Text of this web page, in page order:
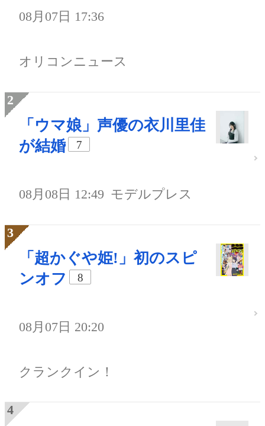
08月07日 17:36
オリコンニュース
「ウマ娘」声優の衣川里佳
が結婚
7
08月08日 12:49 モデルプレス
「超かぐや姫!」初のスピ
ンオフ
8
08月07日 20:20
クランクイン！